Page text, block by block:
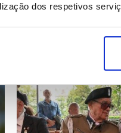
dos respetivos
Torreense e conquista
Cândido de Oliveira